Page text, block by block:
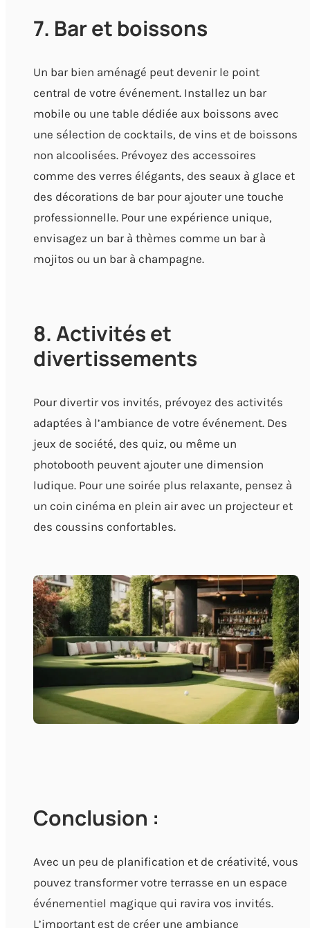
7. Bar et boissons
Un bar bien aménagé peut devenir le point
central de votre événement. Installez un bar
mobile ou une table dédiée aux boissons avec
une sélection de cocktails, de vins et de boissons
non alcoolisées. Prévoyez des accessoires
comme des verres élégants, des seaux à glace et
des décorations de bar pour ajouter une touche
professionnelle. Pour une expérience unique,
envisagez un bar à thèmes comme un bar à
mojitos ou un bar à champagne.
8. Activités et
divertissements
Pour divertir vos invités, prévoyez des activités
adaptées à l’ambiance de votre événement. Des
jeux de société, des quiz, ou même un
photobooth peuvent ajouter une dimension
ludique. Pour une soirée plus relaxante, pensez à
un coin cinéma en plein air avec un projecteur et
des coussins confortables.
Conclusion :
Avec un peu de planification et de créativité, vous
pouvez transformer votre terrasse en un espace
événementiel magique qui ravira vos invités.
L’important est de créer une ambiance